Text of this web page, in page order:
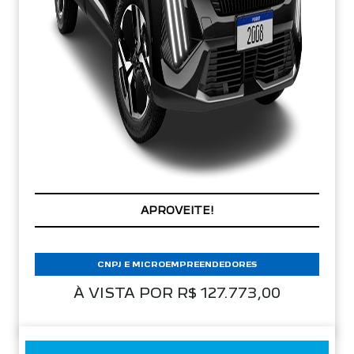
APROVEITE!
À VISTA POR R$ 127.773,00
CNPJ E MICROEMPREENDEDORES